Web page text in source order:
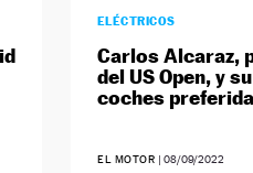
ELÉCTRICOS
Carlos Alcaraz,
del US Open, y
coches preferida
EL MOTOR | 08/09/2022